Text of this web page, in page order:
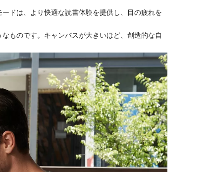
ドは、より快適な読書体験を提供し、目の疲れを
ものです。キャンバスが大きいほど、創造的な自